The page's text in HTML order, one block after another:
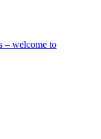
– welcome to